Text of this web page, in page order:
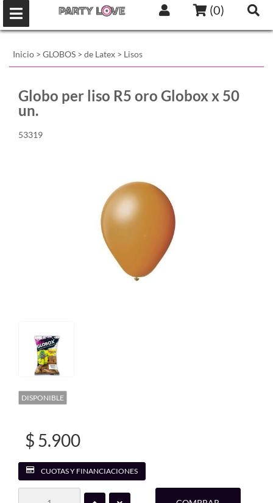
(0)
Inicio > GLOBOS > de Latex > Lisos
Globo per liso R5 oro Globox x 50
un.
53319
DISPONIBLE
$ 5.900
CUOTAS Y FINANCIACIONES